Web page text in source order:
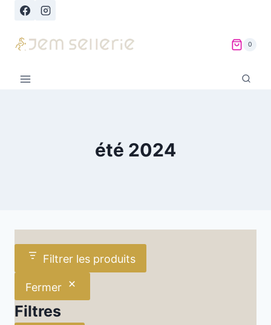
Aller
contenu
0
été 2024
Filtrer les produits
Fermer
Filtres